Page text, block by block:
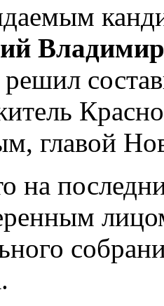
главой
на